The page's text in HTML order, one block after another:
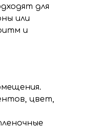
для
или
и
цвет,